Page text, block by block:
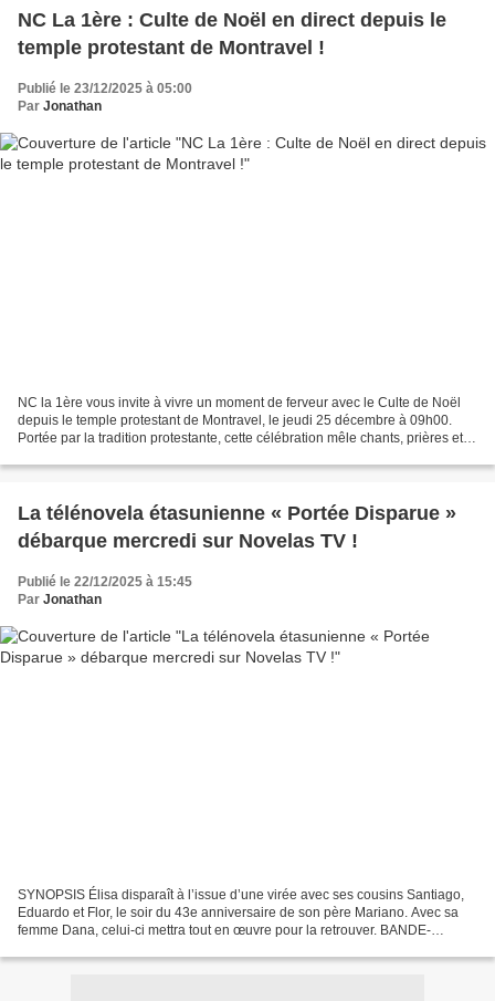
NC La 1ère : Culte de Noël en direct depuis le
temple protestant de Montravel !
Publié le 23/12/2025 à 05:00
Par Jonathan
NC la 1ère vous invite à vivre un moment de ferveur avec le Culte de Noël
depuis le temple protestant de Montravel, le jeudi 25 décembre à 09h00.
Portée par la tradition protestante, cette célébration mêle chants, prières et
La télénovela étasunienne « Portée Disparue »
débarque mercredi sur Novelas TV !
Publié le 22/12/2025 à 15:45
Par Jonathan
SYNOPSIS Élisa disparaît à l’issue d’une virée avec ses cousins Santiago,
Eduardo et Flor, le soir du 43e anniversaire de son père Mariano. Avec sa
femme Dana, celui-ci mettra tout en œuvre pour la retrouver. BANDE-